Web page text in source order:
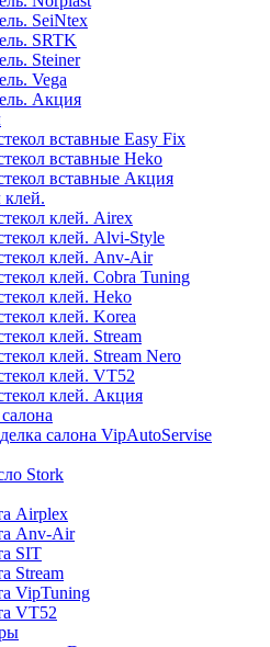
SeiNtex
SRTK
Steiner
Vega
Акция
вставные Easy Fix
вставные Heko
вставные Акция
клей.
клей. Airex
клей. Alvi-Style
клей. Anv-Air
клей. Cobra Tuning
клей. Heko
клей. Korea
клей. Stream
клей. Stream Nero
клей. VT52
клей. Акция
салона VipAutoServise
Stork
Airplex
Anv-Air
SIT
Stream
VipTuning
VT52